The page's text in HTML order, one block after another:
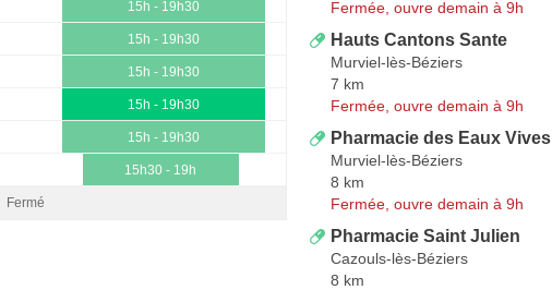
15h - 19h30
15h - 19h30
15h - 19h30
15h - 19h30
15h - 19h30
15h30 - 19h
Fermé
Fermée, ouvre demain à 9h
Hauts Cantons Sante
Murviel-lès-Béziers
7 km
Fermée, ouvre demain à 9h
Pharmacie des Eaux Vives
Murviel-lès-Béziers
8 km
Fermée, ouvre demain à 9h
Pharmacie Saint Julien
Cazouls-lès-Béziers
8 km